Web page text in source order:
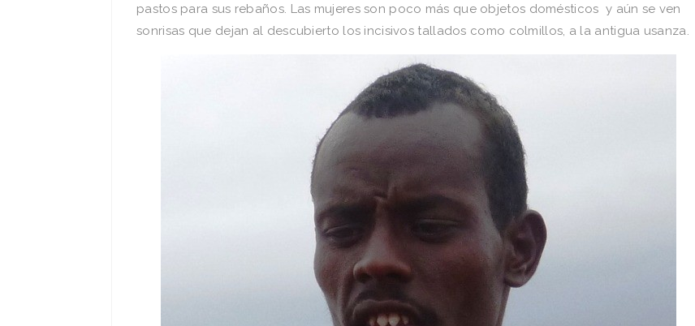
pastos para sus rebaños. Las mujeres son poco más que objetos domésticos y aún se ven
sonrisas que dejan al descubierto los incisivos tallados como colmillos, a la antigua usanza.